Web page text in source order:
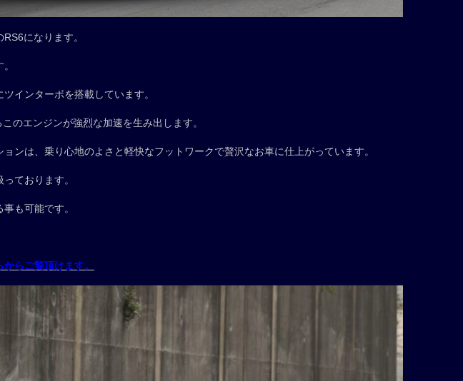
になります。
インターボを搭載しています。
のエンジンが強烈な加速を生み出します。
ンは、乗り心地のよさと軽快なフットワークで贅沢なお車に仕上がっています。
ております。
も可能です。
らご覧頂けます。